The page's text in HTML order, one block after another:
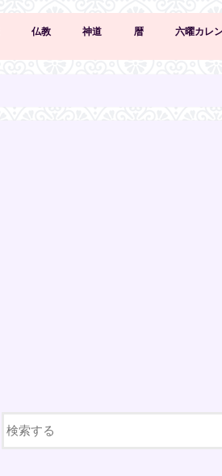
仏教 神道 暦 六曜カレ